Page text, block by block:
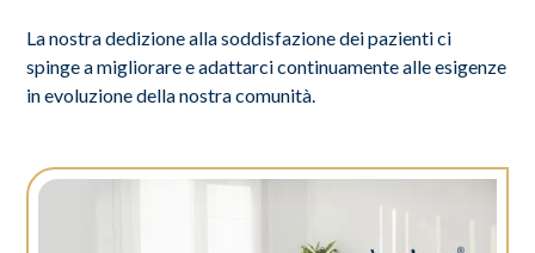
La nostra dedizione alla soddisfazione dei pazienti ci
spinge a migliorare e adattarci continuamente alle esigenze
in evoluzione della nostra comunità.